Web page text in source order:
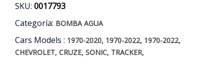
SKU: 0017793
Categoría: BOMBA AGUA
Cars Models : 1970-2020, 1970-2022, 1970-2022,
CHEVROLET, CRUZE, SONIC, TRACKER,